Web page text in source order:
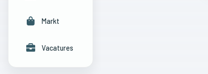
Markt
Vacatures